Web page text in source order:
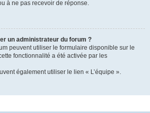
à ne pas recevoir de réponse.
un administrateur du forum ?
peuvent utiliser le formulaire disponible sur le
fonctionnalité a été activée par les
également utiliser le lien « L’équipe ».